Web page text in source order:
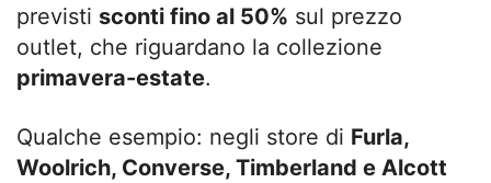
previsti sconti fino al 50% sul prezzo
outlet, che riguardano la collezione
primavera-estate.
Qualche esempio: negli store di Furla,
Woolrich, Converse, Timberland e Alcott